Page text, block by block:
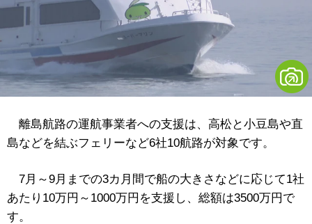
離島航路の運航事業者への支援は、高松と小豆島や直
島などを結ぶフェリーなど6社10航路が対象です。
7月～9月までの3カ月間で船の大きさなどに応じて1社
あたり10万円～1000万円を支援し、総額は3500万円で
す。